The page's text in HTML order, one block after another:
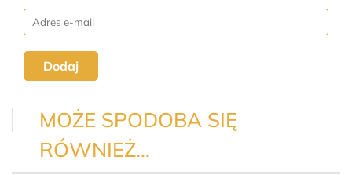
Dodaj
MOŻE SPODOBA SIĘ
RÓWNIEŻ…